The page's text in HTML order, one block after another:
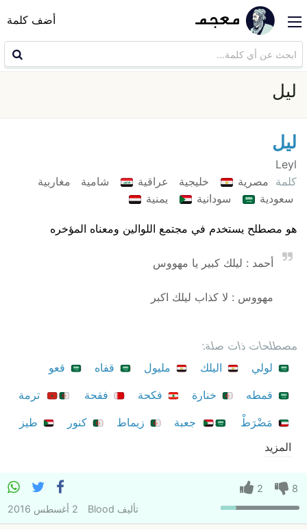
أضف كلمة
ليل
ليل
Leyl
كلمة مصرية خليجية عراقية شامية
مغاربية
سعودية
سودانية يمنية
هو مصطلح يستخدم في مجتمع اللوالين ومعناه المؤخره
أحمد : ليلك كبير يا مهووس
مهووس : لا كذاب ليلك اكبر
مصطلحات ذات صلة:
لولي
اليلك مليول قفاه
قعو
قمطه
خنارة فكحة فقحة
ترمة
مَضْرَطْ
جعبة زيماط كنور
طيز
المزيد
8
2
تأليف Blood 2 أغسطس 2016